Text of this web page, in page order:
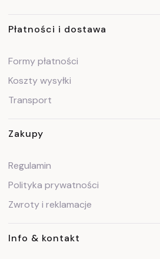
Płatności i dostawa
Formy płatności
Koszty wysyłki
Transport
Zakupy
Regulamin
Polityka prywatności
Zwroty i reklamacje
Info & kontakt